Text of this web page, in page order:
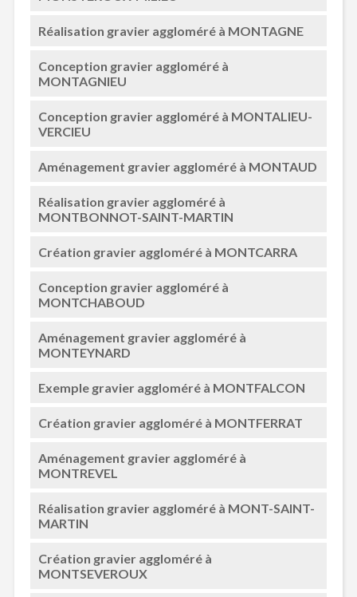
Réalisation gravier aggloméré à MONTAGNE
Conception gravier aggloméré à
MONTAGNIEU
Conception gravier aggloméré à MONTALIEU-
VERCIEU
Aménagement gravier aggloméré à MONTAUD
Réalisation gravier aggloméré à
MONTBONNOT-SAINT-MARTIN
Création gravier aggloméré à MONTCARRA
Conception gravier aggloméré à
MONTCHABOUD
Aménagement gravier aggloméré à
MONTEYNARD
Exemple gravier aggloméré à MONTFALCON
Création gravier aggloméré à MONTFERRAT
Aménagement gravier aggloméré à
MONTREVEL
Réalisation gravier aggloméré à MONT-SAINT-
MARTIN
Création gravier aggloméré à
MONTSEVEROUX